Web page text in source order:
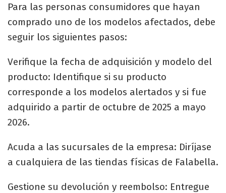
Para las personas consumidores que hayan
comprado uno de los modelos afectados, debe
seguir los siguientes pasos:
Verifique la fecha de adquisición y modelo del
producto: Identifique si su producto
corresponde a los modelos alertados y si fue
adquirido a partir de octubre de 2025 a mayo
2026.
Acuda a las sucursales de la empresa: Diríjase
a cualquiera de las tiendas físicas de Falabella.
Gestione su devolución y reembolso: Entregue